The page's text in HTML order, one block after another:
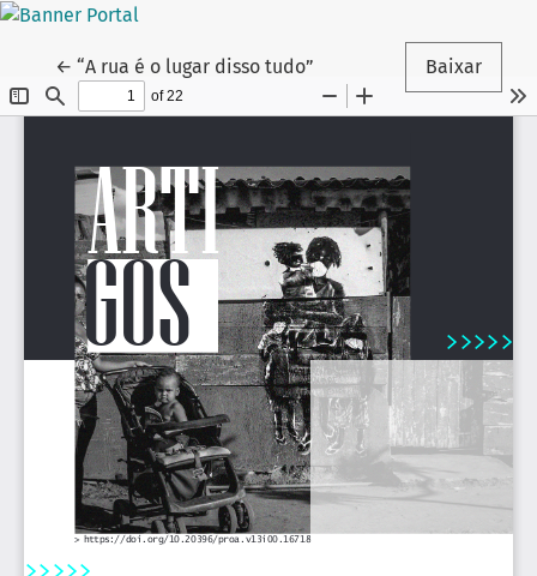
←Voltar aos Detalhes do Artigo
“A rua é o lugar disso tudo” Baixar